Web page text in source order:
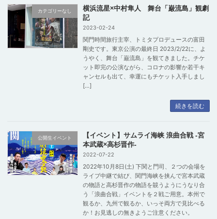
カテゴリーなし
横浜流星×中村隼人 舞台「巌流島」観劇
記
2023-02-24
関門時間旅行主宰、トミタプロデュースの富田
剛史です。東京公演の最終日 2023/2/22に、よ
うやく、舞台「巌流島」を観てきました。チケ
ット即完の公演ながら、コロナの影響か若干キ
ャンセルも出て、幸運にもチケット入手しまし
[…]
続きを読む
公開生イベント
【イベント】サムライ海峡 浪曲合戦 -宮
本武蔵×高杉晋作-
2022-07-22
2022年10月8日(土) 下関と門司、２つの会場を
ライブ中継で結び、関門海峡を挟んで宮本武蔵
の物語と高杉晋作の物語を竸うようにうなり合
う「浪曲合戦」イベントを２戦ご用意。本州で
観るか、九州で観るか、いっそ両方で見比べる
か！お見逃しの無きようご注意ください。